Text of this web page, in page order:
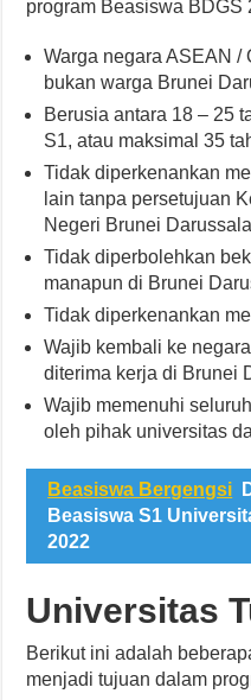
program Beasiswa BDGS
Warga negara ASEAN /
bukan warga Brunei
Berusia antara 18 – 25
S1, atau maksimal 35
Tidak diperkenankan
lain tanpa persetujuan
Negeri Brunei
Tidak diperbolehkan
manapun di Brunei
Tidak diperkenankan
Wajib kembali ke
diterima kerja di Brunei
Wajib memenuhi
oleh pihak universitas
Beasiswa Bergengsi
Beasiswa S1
2022
Universitas
Berikut ini adalah
menjadi tujuan dalam